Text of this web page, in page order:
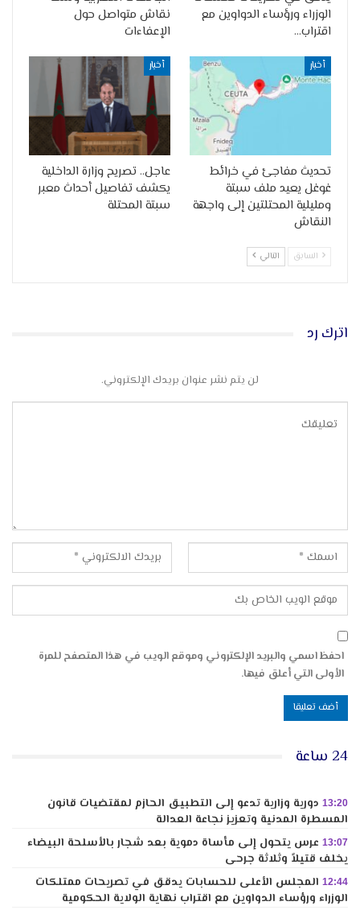
الوزراء ورؤساء الدواوين مع
اقتراب…
نقاش متواصل حول
الإعفاءات
أخبار
تحديث مفاجئ في خرائط
غوغل يعيد ملف سبتة
ومليلية المحتلتين إلى واجهة
النقاش
أخبار
عاجل.. تصريح وزارة الداخلية
يكشف تفاصيل أحداث معبر
سبتة المحتلة
السابق التالي
اترك رد
لن يتم نشر عنوان بريدك الإلكتروني.
احفظ اسمي والبريد الإلكتروني وموقع الويب في هذا المتصفح للمرة
الأولى التي أعلق فيها.
24 ساعة
13:20 دورية وزارية تدعو إلى التطبيق الحازم لمقتضيات قانون
المسطرة المدنية وتعزيز نجاعة العدالة
13:07 عرس يتحول إلى مأساة دموية بعد شجار بالأسلحة البيضاء
يخلف قتيلاً وثلاثة جرحى
12:44 المجلس الأعلى للحسابات يدقق في تصريحات ممتلكات
الوزراء ورؤساء الدواوين مع اقتراب نهاية الولاية الحكومية